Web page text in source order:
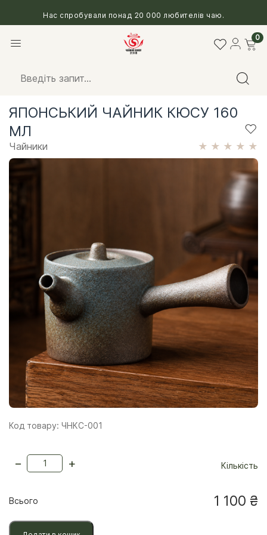
Нас спробували понад 20 000 любителів чаю.
0
ЯПОНСЬКИЙ ЧАЙНИК КЮСУ 160
МЛ
Чайники ★ ★ ★ ★ ★
Код товару: ЧНКС-001
Кількість
− +
Всього 1 100 ₴